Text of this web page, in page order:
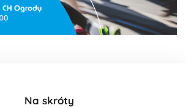
Na skróty